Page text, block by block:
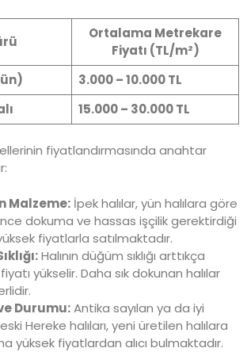
Ortalama Metrekare
Fiyatı (TL/m²)
3.000 – 10.000 TL
15.000 – 30.000 TL
fiyatlandırmasında anahtar
Malzeme: İpek halılar, yün halılara göre
dokuma ve hassas işçilik gerektirdiği
fiyatlarla satılmaktadır.
Halının düğüm sıklığı arttıkça
yükselir. Daha sık dokunan halılar
Durumu:Antika sayılan ya da iyi
Hereke halıları, yeni üretilen halılara
yüksek fiyatlardan alıcı bulmaktadır.